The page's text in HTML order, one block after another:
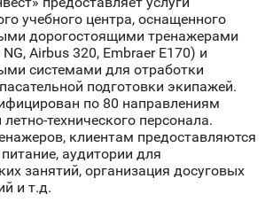
учебного центра, оснащенного
дорогостоящими тренажерами
Airbus 320, Embraer E170) и
системами для отработки
подготовки экипажей.
по 80 направлениям
технического персонала.
клиентам предоставляются
аудитории для
занятий, организация досуговых
и т.д.